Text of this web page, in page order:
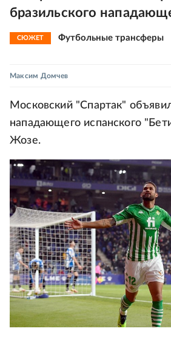
бразильского
СЮЖЕТ Футбольные трансферы
Максим Домчев
Московский "Спартак"
нападающего испанского
Жозе.